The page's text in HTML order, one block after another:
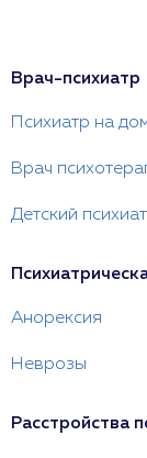
Врач-психиатр
Психиатр на
Врач
Детский
Анорексия
Неврозы
Расстройства